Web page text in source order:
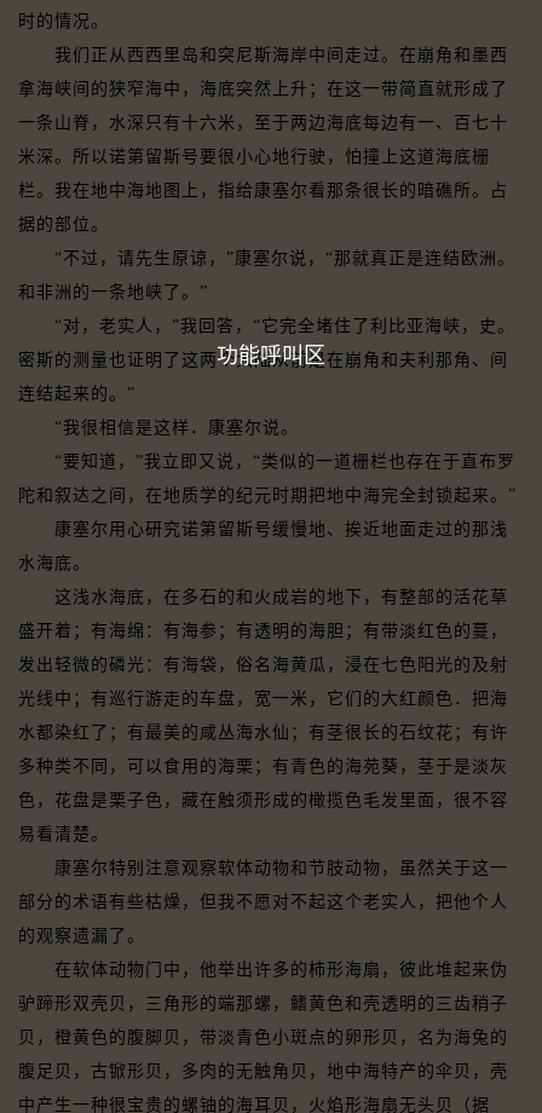
时的情况。
我们正从西西里岛和突尼斯海岸中间走过。在崩角和墨西
拿海峡间的狭窄海中，海底突然上升；在这一带简直就形成了
一条山脊，水深只有十六米，至于两边海底每边有一、百七十
米深。所以诺第留斯号要很小心地行驶，怕撞上这道海底栅
栏。我在地中海地图上，指给康塞尔看那条很长的暗礁所。占
据的部位。
“不过，请先生原谅，”康塞尔说，“那就真正是连结欧洲。
和非洲的一条地峡了。”
“对，老实人，”我回答，“它完全堵住了利比亚海峡，史。
密斯的测量也证明了这两个大陆从前是在崩角和夫利那角、间
连结起来的。”
“我很相信是这样．康塞尔说。
“要知道，”我立即又说，“类似的一道栅栏也存在于直布罗
陀和叙达之间，在地质学的纪元时期把地中海完全封锁起来。”
康塞尔用心研究诺第留斯号缓慢地、挨近地面走过的那浅
水海底。
这浅水海底，在多石的和火成岩的地下，有整部的活花草
盛开着；有海绵：有海参；有透明的海胆；有带淡红色的蔓，
发出轻微的磷光：有海袋，俗名海黄瓜，浸在七色阳光的及射
光线中；有巡行游走的车盘，宽一米，它们的大红颜色．把海
水都染红了；有最美的咸丛海水仙；有茎很长的石纹花；有许
多种类不同，可以食用的海栗；有青色的海苑葵，茎于是淡灰
色，花盘是栗子色，藏在触须形成的橄揽色毛发里面，很不容
易看清楚。
康塞尔特别注意观察软体动物和节肢动物，虽然关于这一
部分的术语有些枯燥，但我不愿对不起这个老实人，把他个人
的观察遗漏了。
在软体动物门中，他举出许多的柿形海扇，彼此堆起来伪
驴蹄形双壳贝，三角形的端那螺，鳍黄色和壳透明的三齿稍子
贝，橙黄色的腹脚贝，带淡青色小斑点的卵形贝，名为海兔的
腹足贝，古锨形贝，多肉的无触角贝，地中海特产的伞贝，壳
中产生一种很宝贵的螺铀的海耳贝，火焰形海扇无头贝（据
功能呼叫区